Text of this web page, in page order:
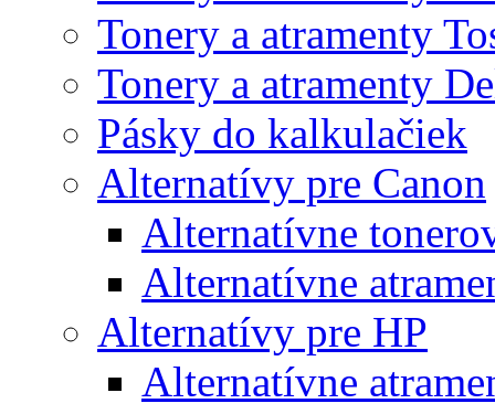
Tonery a atramenty
Tonery a atramenty
Pásky do kalkulačiek
Alternatívy pre Canon
Alternatívne
Alternatívne
Alternatívy pre HP
Alternatívne